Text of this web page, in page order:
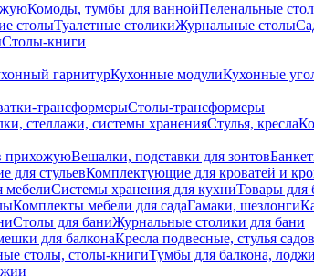
Комоды, тумбы для ваннойПеленальные
столыТуалетные столикиЖурнальные столы
Столы-книги
гарнитурКухонные модулиКухонные
трансформерыСтолы-трансформеры
стеллажи, системы храненияСтулья, кресла
прихожуюВешалки, подставки для зонтов
для стульевКомплектующие для кроватей и
мебелиСистемы хранения для кухниТовары для
Комплекты мебели для садаГамаки, шезлонги
Столы для баниЖурнальные столики для бани
для балконаКресла подвесные, стулья
столы, столы-книгиТумбы для балкона,